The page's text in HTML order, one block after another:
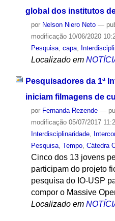
global dos institutos
por Nelson Niero Neto —
modificação10/06/2020
Pesquisa, capa,
Localizado em
Pesquisadores da 1ª
iniciam filmagens de
por Fernanda Rezende —
modificação05/07/2017
Interdisciplinaridade,
Pesquisa, Tempo, Cátedra
Cinco dos 13 jovens
participam do projeto
pesquisa do IO-USP
compor o Massive
Localizado em